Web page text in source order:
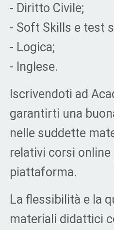
- Diritto Civile;
- Soft Skills e test
- Logica;
- Inglese.
Iscrivendoti ad
garantirti una
nelle suddette
relativi corsi
piattaforma.
La flessibilità e la
materiali didattici